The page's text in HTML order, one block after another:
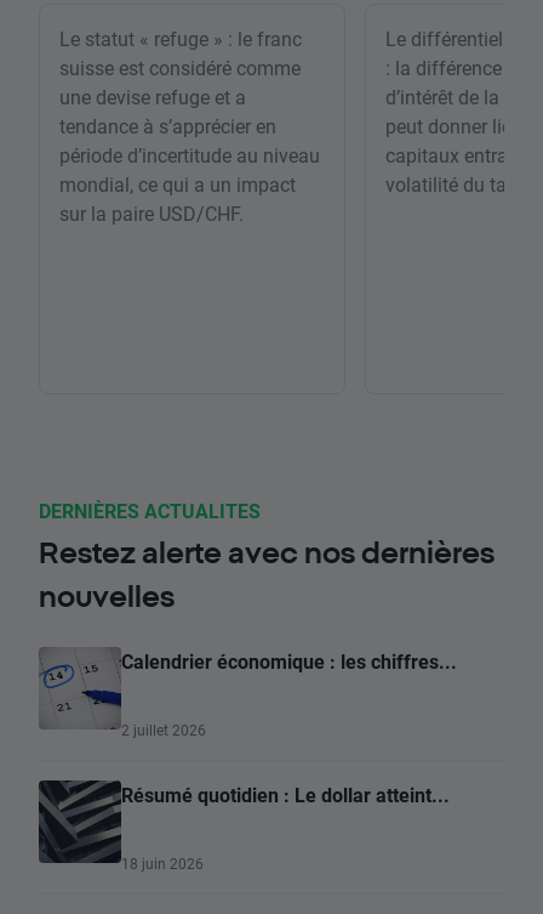
Le statut « refuge » : le franc
suisse est considéré comme
une devise refuge et a
tendance à s’apprécier en
période d’incertitude au niveau
mondial, ce qui a un impact
sur la paire USD/CHF.
Le différentiel de
: la différence
d’intérêt de la
peut donner lieu
capitaux
volatilité du taux
DERNIÈRES ACTUALITES
Restez alerte avec nos dernières
nouvelles
Calendrier économique : les chiffres...
2 juillet 2026
Résumé quotidien : Le dollar atteint...
18 juin 2026